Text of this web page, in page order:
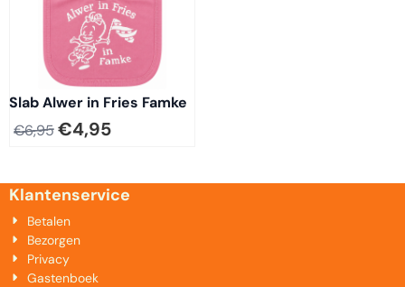
Slab Alwer in Fries Famke
€6,95€4,95
Klantenservice
Betalen
Bezorgen
Privacy
Gastenboek